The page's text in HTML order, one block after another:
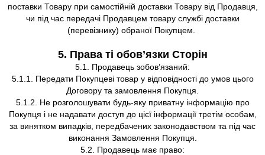
поставки Товару при самостійній доставки Товару від Продавця,
чи під час передачі Продавцем товару службі доставки
(перевізнику) обраної Покупцем.
5. Права ті обов’язки Сторін
5.1. Продавець зобов’язаний:
5.1.1. Передати Покупцеві товар у відповідності до умов цього
Договору та замовлення Покупця.
5.1.2. Не розголошувати будь-яку приватну інформацію про
Покупця і не надавати доступ до цієї інформації третім особам,
за винятком випадків, передбачених законодавством та під час
виконання Замовлення Покупця.
5.2. Продавець має право: